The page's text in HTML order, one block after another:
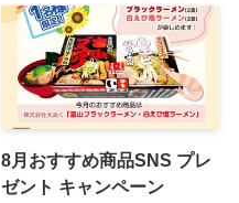
8月おすすめ商品SNS プレ
ゼント キャンペーン